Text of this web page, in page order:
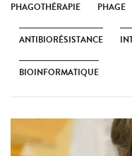
PHAGOTHÉRAPIE PHAGE
ANTIBIORÉSISTANCE
BIOINFORMATIQUE